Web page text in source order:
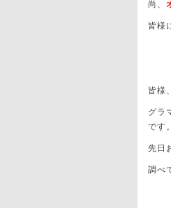
尚、
皆様
皆様
グラ
です。
先日
調べ